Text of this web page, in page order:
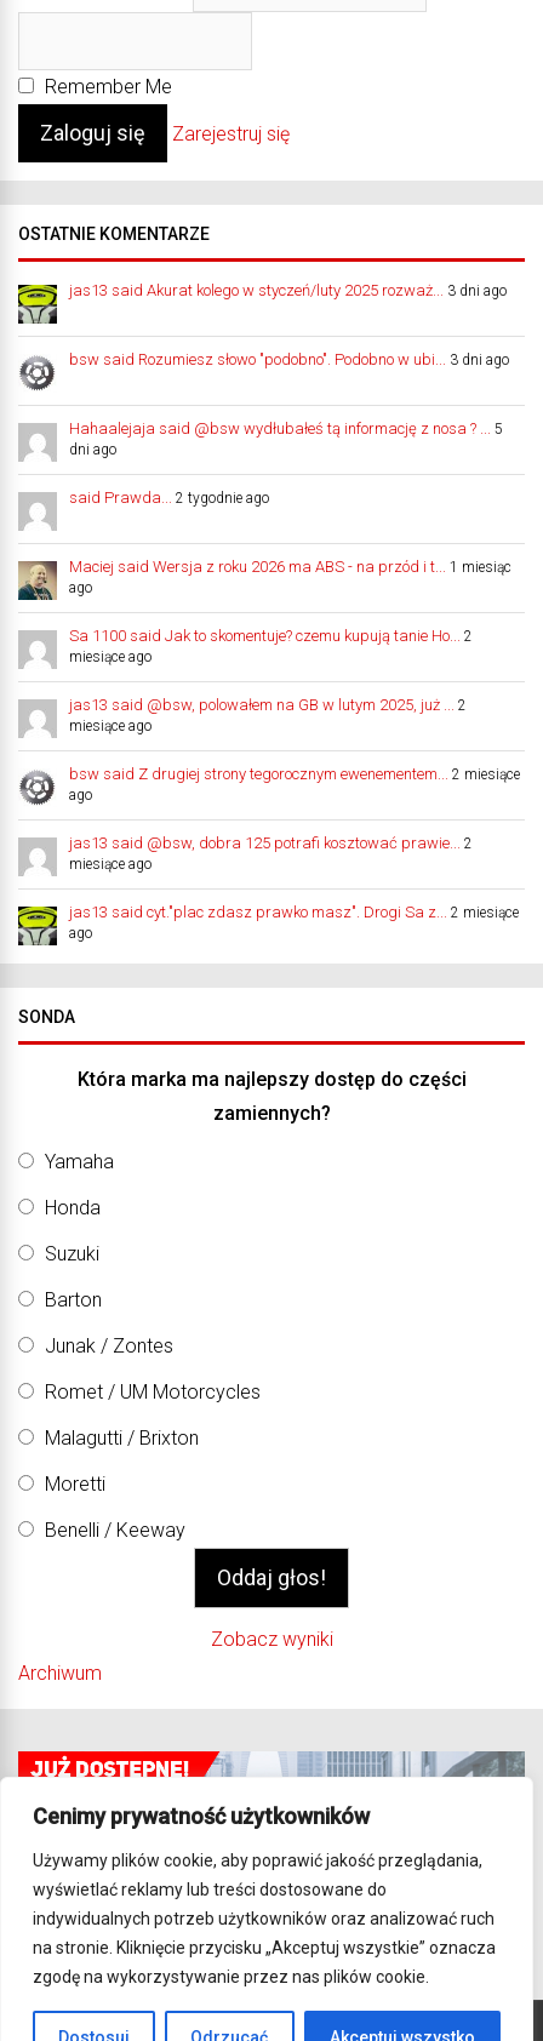
Cenimy prywatność użytkowników
Używamy plików cookie, aby poprawić jakość przeglądania,
wyświetlać reklamy lub treści dostosowane do
indywidualnych potrzeb użytkowników oraz analizować ruch
na stronie. Kliknięcie przycisku „Akceptuj wszystkie” oznacza
zgodę na wykorzystywanie przez nas plików cookie.
Remember Me
Zarejestruj się
OSTATNIE KOMENTARZE
jas13 said Akurat kolego w styczeń/luty 2025 rozważ... 3 dni ago
bsw said Rozumiesz słowo "podobno". Podobno w ubi... 3 dni ago
Hahaalejaja said @bsw wydłubałeś tą informację z nosa ? ...
5
dni ago
said Prawda... 2 tygodnie ago
Maciej said Wersja z roku 2026 ma ABS - na przód i t...
1 miesiąc
ago
Sa 1100 said Jak to skomentuje? czemu kupują tanie Ho...
2
miesiące ago
jas13 said @bsw, polowałem na GB w lutym 2025, już ...
2
miesiące ago
bsw said Z drugiej strony tegorocznym ewenementem...
2 miesiące
ago
jas13 said @bsw, dobra 125 potrafi kosztować prawie...
2
miesiące ago
jas13 said cyt."plac zdasz prawko masz". Drogi Sa z...
2 miesiące
ago
SONDA
Która marka ma najlepszy dostęp do części
zamiennych?
Yamaha
Honda
Suzuki
Barton
Junak / Zontes
Romet / UM Motorcycles
Malagutti / Brixton
Moretti
Benelli / Keeway
Zobacz wyniki
Archiwum